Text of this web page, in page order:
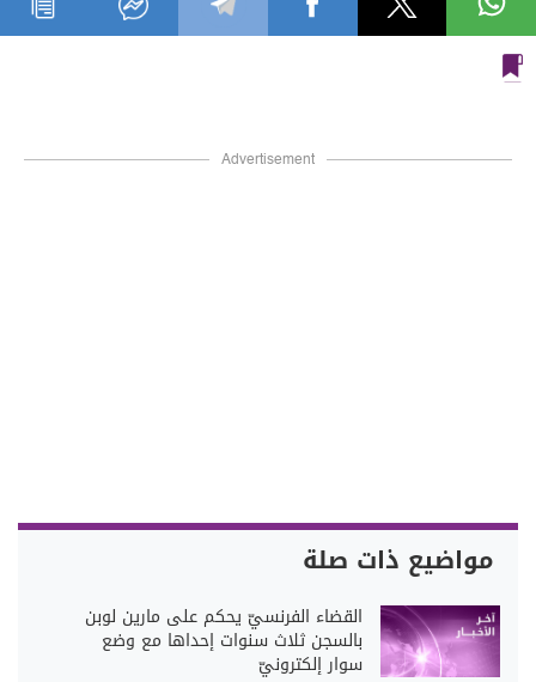
Advertisement
مواضيع ذات صلة
القضاء الفرنسيّ يحكم على مارين لوبن
بالسجن ثلاث سنوات إحداها مع وضع
سوار إلكترونيّ